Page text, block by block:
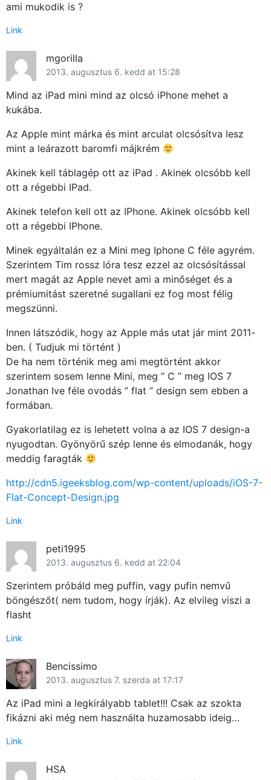
ami mukodik is ?
Link
mgorilla
2013. augusztus 6. kedd at 15:28
Mind az iPad mini mind az olcsó iPhone mehet a
kukába.
Az Apple mint márka és mint arculat olcsósítva lesz
mint a leárazott baromfi májkrém
Akinek kell táblagép ott az iPad . Akinek olcsóbb kell
ott a régebbi IPad.
Akinek telefon kell ott az IPhone. Akinek olcsóbb kell
ott a régebbi IPhone.
Minek egyáltalán ez a Mini meg Iphone C féle agyrém.
Szerintem Tim rossz lóra tesz ezzel az olcsósítással
mert magát az Apple nevet ami a minőséget és a
prémiumitást szeretné sugallani ez fog most félig
megszünni.
Innen látszódik, hogy az Apple más utat jár mint 2011-
ben. ( Tudjuk mi történt )
De ha nem történik meg ami megtörtént akkor
szerintem sosem lenne Mini, meg ” C ” meg IOS 7
Jonathan Ive féle ovodás ” flat ” design sem ebben a
formában.
Gyakorlatilag ez is lehetett volna a az IOS 7 design-a
nyugodtan. Gyönyörű szép lenne és elmodanák, hogy
meddig faragták
http://cdn5.igeeksblog.com/wp-content/uploads/iOS-7-
Flat-Concept-Design.jpg
Link
peti1995
2013. augusztus 6. kedd at 22:04
Szerintem próbáld meg puffin, vagy pufin nemvű
böngészőt( nem tudom, hogy írják). Az elvileg viszi a
flasht
Link
Bencissimo
2013. augusztus 7. szerda at 17:17
Az iPad mini a legkirályabb tablet!!! Csak az szokta
fikázni aki még nem használta huzamosabb ideig…
Link
HSA
Főoldal
GYIK
Használt Apple